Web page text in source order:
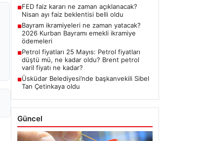
■FED faiz kararı ne zaman açıklanacak?
Nisan ayı faiz beklentisi belli oldu
■Bayram ikramiyeleri ne zaman yatacak?
2026 Kurban Bayramı emekli ikramiye
ödemeleri
■Petrol fiyatları 25 Mayıs: Petrol fiyatları
düştü mü, ne kadar oldu? Brent petrol
varil fiyatı ne kadar?
■Üsküdar Belediyesi’nde başkanvekili Sibel
Tan Çetinkaya oldu
Güncel